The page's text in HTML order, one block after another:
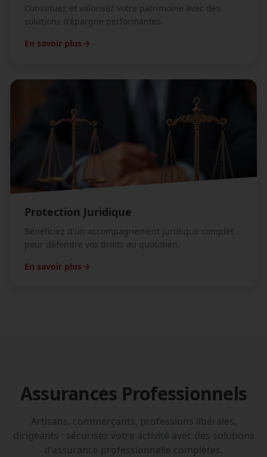
Constituez et valorisez votre patrimoine avec des
solutions d'épargne performantes.
En savoir plus
Protection Juridique
Bénéficiez d'un accompagnement juridique complet
pour défendre vos droits au quotidien.
En savoir plus
Assurances Professionnels
Artisans, commerçants, professions libérales,
dirigeants : sécurisez votre activité avec des solutions
d'assurance professionnelle complètes.